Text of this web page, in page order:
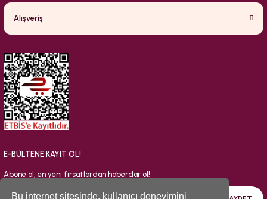
Bu internet sitesinde, kullanıcı deneyimini
Alışveriş
E-BÜLTENE KAYIT OL!
Abone ol, en yeni fırsatlardan haberdar ol!